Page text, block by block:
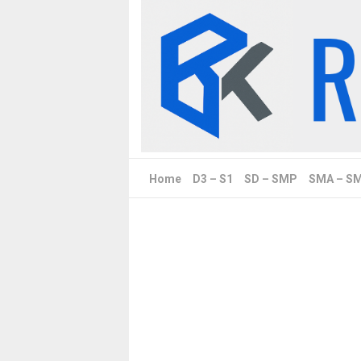
Home D3 – S1 SD – SMP SMA –